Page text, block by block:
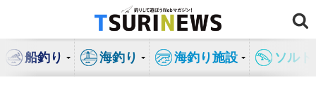
ン
船釣り 海釣り 海釣り施設 ソル